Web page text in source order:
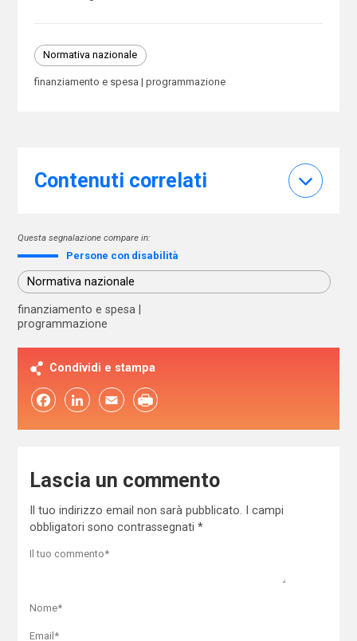
Normativa nazionale
finanziamento e spesa programmazione
Contenuti correlati
Questa segnalazione compare in:
Persone con disabilità
Normativa nazionale
finanziamento e spesa
programmazione
Condividi e stampa
FacebookLinkedIn Email
Lascia un commento
Il tuo indirizzo email non sarà pubblicato.
I campi
obbligatori sono contrassegnati *